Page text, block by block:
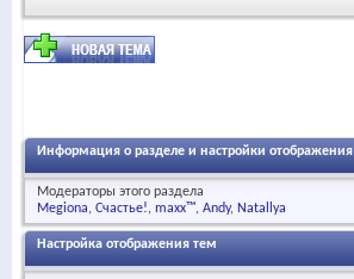
Информация о разделе и настройки отображения
Модераторы этого раздела
Megiona Счастье! maxx™ Andy Natallya
Настройка отображения тем